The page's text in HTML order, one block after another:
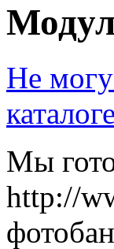
Не
каталоге
Мы
http://